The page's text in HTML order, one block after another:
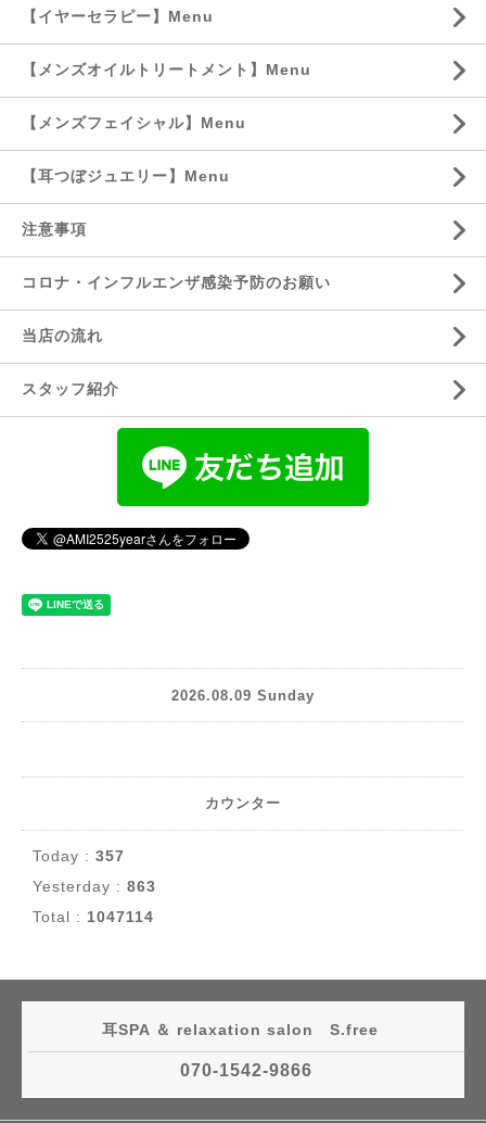
【イヤーセラピー】Menu
【メンズオイルトリートメント】Menu
【メンズフェイシャル】Menu
【耳つぼジュエリー】Menu
注意事項
コロナ・インフルエンザ感染予防のお願い
当店の流れ
スタッフ紹介
2026.08.09 Sunday
カウンター
Today : 357
Yesterday : 863
Total : 1047114
耳SPA ＆ relaxation salon S.free
070-1542-9866